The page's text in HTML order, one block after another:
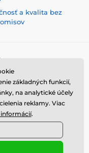
a kvalita bez
základných funkcií,
na analytické účely
reklamy. Viac
.